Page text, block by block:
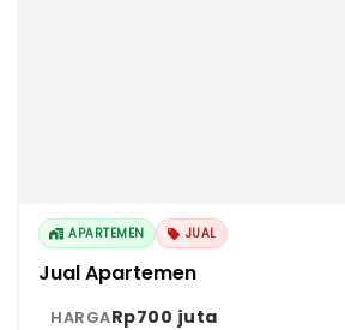
APARTEMEN JUAL
Jual Apartemen
HARGARp700 juta